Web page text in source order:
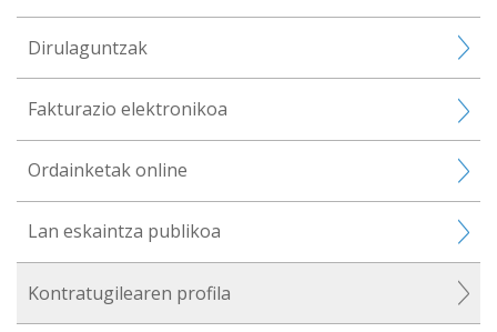
Dirulaguntzak
Fakturazio elektronikoa
Ordainketak online
Lan eskaintza publikoa
Kontratugilearen profila